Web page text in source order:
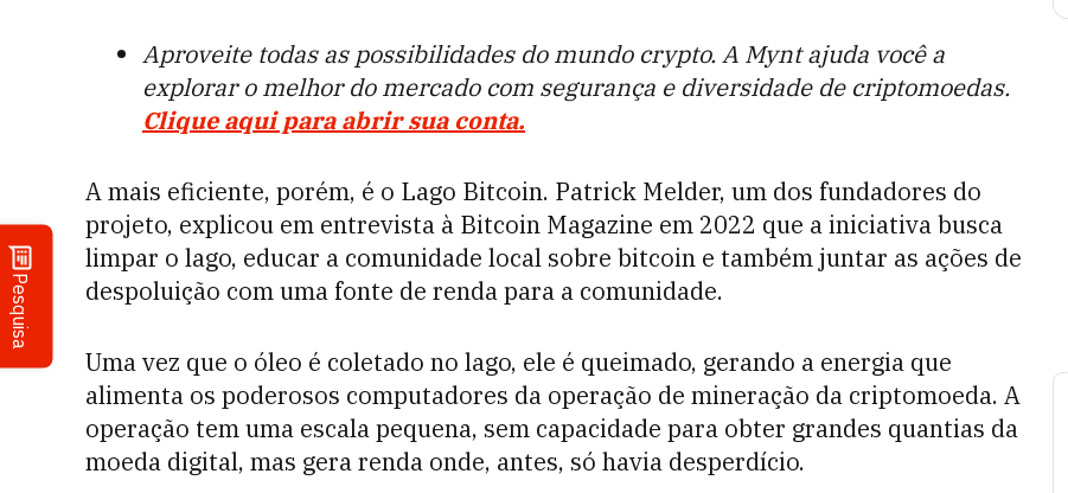
Pesquisa
Aproveite todas as possibilidades do mundo crypto. A Mynt ajuda você a
explorar o melhor do mercado com segurança e diversidade de criptomoedas.
Clique aqui para abrir sua conta.
A mais eficiente, porém, é o Lago Bitcoin. Patrick Melder, um dos fundadores do
projeto, explicou em entrevista à Bitcoin Magazine em 2022 que a iniciativa busca
limpar o lago, educar a comunidade local sobre bitcoin e também juntar as ações de
despoluição com uma fonte de renda para a comunidade.
Uma vez que o óleo é coletado no lago, ele é queimado, gerando a energia que
alimenta os poderosos computadores da operação de mineração da criptomoeda. A
operação tem uma escala pequena, sem capacidade para obter grandes quantias da
moeda digital, mas gera renda onde, antes, só havia desperdício.